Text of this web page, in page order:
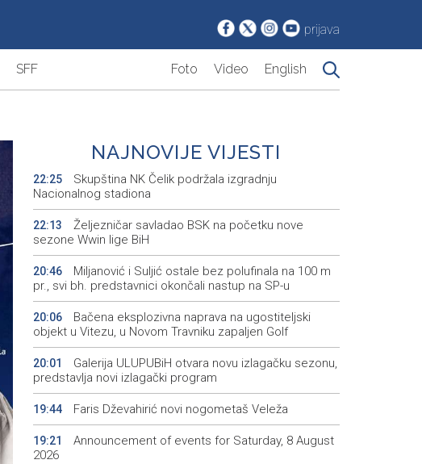
prijava
SFF Foto Video English
NAJNOVIJE VIJESTI
22:25
Skupština NK Čelik podržala izgradnju
Nacionalnog stadiona
22:13
Željezničar savladao BSK na početku nove
sezone Wwin lige BiH
20:46
Miljanović i Suljić ostale bez polufinala na 100 m
pr., svi bh. predstavnici okončali nastup na SP-u
20:06
Bačena eksplozivna naprava na ugostiteljski
objekt u Vitezu, u Novom Travniku zapaljen Golf
20:01
Galerija ULUPUBiH otvara novu izlagačku sezonu,
predstavlja novi izlagački program
19:44 Faris Dževahirić novi nogometaš Veleža
19:21
Announcement of events for Saturday, 8 August
2026